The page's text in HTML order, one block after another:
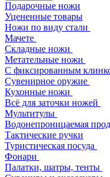
Подарочные ножи
Уцененные товары
Ножи по виду стали
Мачете
Складные ножи
Метательные ножи
С фиксированным
Сувенирное оружие
Кухонные ножи
Всё для заточки ножей
Мультитулы
Водонепроницаемая
Тактические ручки
Туристическая посуда
Фонари
Палатки, шатры, тенты